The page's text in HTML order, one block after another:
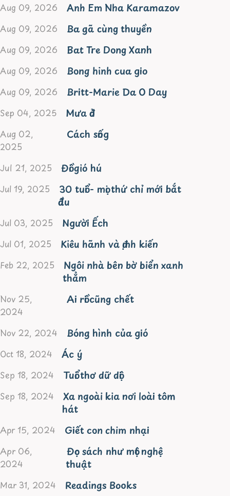
Aug 09, 2026 Anh Em Nha Karamazov
Aug 09, 2026 Ba gã cùng thuyền
Aug 09, 2026 Bat Tre Dong Xanh
Aug 09, 2026 Bong hinh cua gio
Aug 09, 2026 Britt-Marie Da O Day
Sep 04, 2025 Mưa đỏ
Aug 02,
2025
Cách sống
Jul 21, 2025 Đồi gió hú
Jul 19, 2025
30 tuổi - mọi thứ chỉ mới bắt
đầu
Jul 03, 2025 Người Ếch
Jul 01, 2025 Kiêu hãnh và định kiến
Feb 22, 2025
Ngôi nhà bên bờ biển xanh
thẳm
Nov 25,
2024
Ai rồi cũng chết
Nov 22, 2024 Bóng hình của gió
Oct 18, 2024 Ác ý
Sep 18, 2024 Tuổi thơ dữ dội
Sep 18, 2024
Xa ngoài kia nơi loài tôm
hát
Apr 15, 2024 Giết con chim nhại
Apr 06,
2024
Đọc sách như một nghệ
thuật
Mar 31, 2024 Readings Books